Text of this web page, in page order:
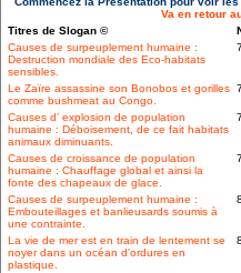
Va en retour
Titres de Slogan ©
Causes de surpeuplement humaine :
Destruction mondiale des Eco-habitats
sensibles.
Le Zaïre assassine son Bonobos et gorilles
comme bushmeat au Congo.
Causes d' explosion de population
humaine : Déboisement, de ce fait habitats
animaux diminuants.
Causes de croissance de population
humaine : Chauffage global et ainsi la
fonte des chapeaux de glace.
Causes de surpeuplement humaine :
Embouteillages et banlieusards soumis à
une contrainte.
La vie de mer est en train de lentement se
noyer dans un océan d'ordures en
plastique.